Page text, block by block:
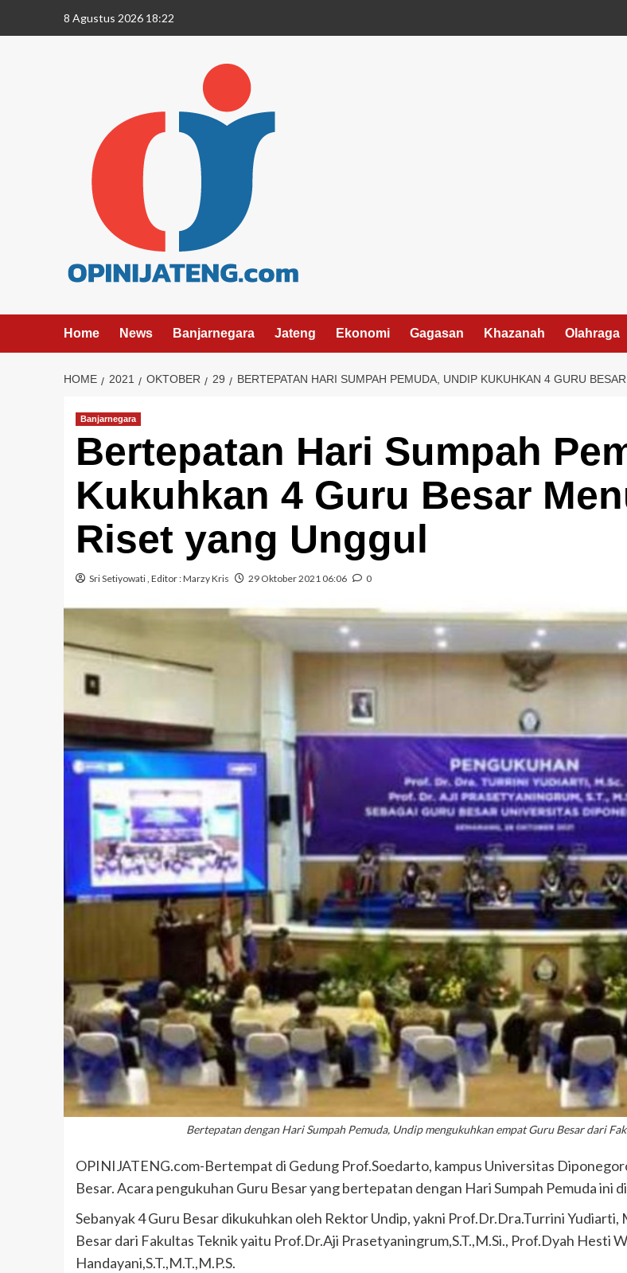
8 Agustus 2026 18:22
Home News Banjarnegara Jateng Ekonomi Gagasan Khazanah Olahraga
HOME 2021 OKTOBER 29 BERTEPATAN HARI SUMPAH PEMUDA, UNDIP KUKUHKAN 4 GURU
Banjarnegara
Bertepatan Hari Sumpah
Kukuhkan 4 Guru Besar
Riset yang Unggul
Sri Setiyowati, Editor :Marzy Kris 29 Oktober 2021 06:06 0
Bertepatan dengan Hari Sumpah Pemuda, Undip mengukuhkan empat Guru Besar dari
OPINIJATENG.com-Bertempat di Gedung Prof.Soedarto, kampus Universitas
Besar. Acara pengukuhan Guru Besar yang bertepatan dengan Hari Sumpah Pemuda ini
Sebanyak 4 Guru Besar dikukuhkan oleh Rektor Undip, yakni Prof.Dr.Dra.Turrini
Besar dari Fakultas Teknik yaitu Prof.Dr.Aji Prasetyaningrum,S.T.,M.Si., Prof.Dyah Hesti
Handayani,S.T.,M.T.,M.P.S.